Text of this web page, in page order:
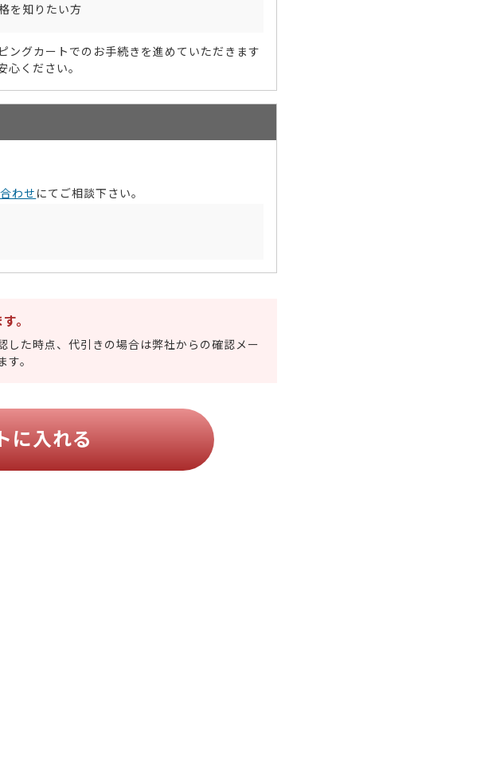
を知りたい方
グカートでのお手続きを進めていただきます
心ください。
わせ にてご相談下さい。
。
した時点、代引きの場合は弊社からの確認メー
す。
に入れる